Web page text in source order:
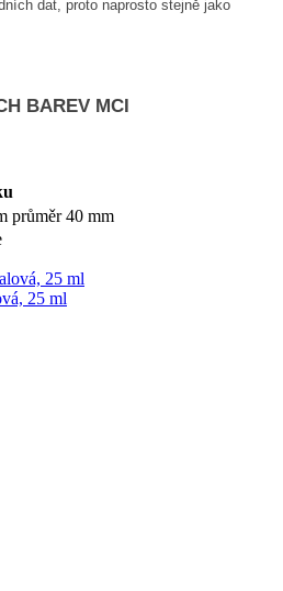
dat, proto naprosto stejně jako
BAREV MCI
průměr 40 mm
25 ml